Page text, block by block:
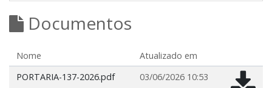
Documentos
Nome
Atualizado em
PORTARIA-137-2026.pdf
03/06/2026 10:53